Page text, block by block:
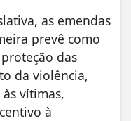
as emendas
prevê como
das
da violência,
vítimas,
à